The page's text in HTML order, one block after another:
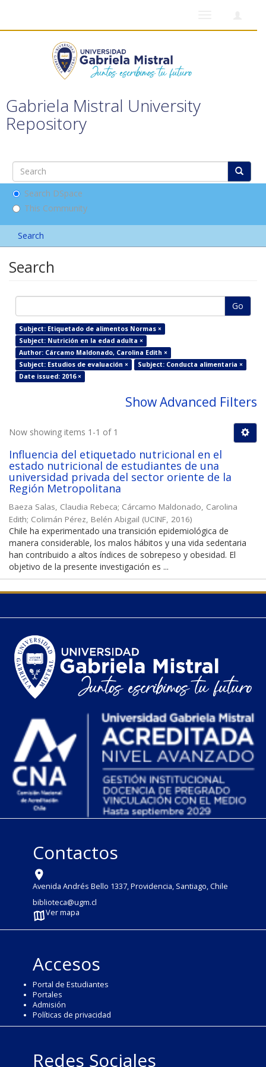
Gabriela Mistral University
Repository
Search DSpace
This Community
Search
Search
Go
Subject: Etiquetado de alimentos Normas ×
Subject: Nutrición en la edad adulta ×
Author: Cárcamo Maldonado, Carolina Edith ×
Subject: Estudios de evaluación ×
Subject: Conducta alimentaria ×
Date issued: 2016 ×
Show Advanced Filters
Now showing items 1-1 of 1
Influencia del etiquetado nutricional en el
estado nutricional de estudiantes de una
universidad privada del sector oriente de la
Región Metropolitana
Baeza Salas, Claudia Rebeca; Cárcamo Maldonado, Carolina
Edith; Colimán Pérez, Belén Abigail (UCINF, 2016)
Chile ha experimentado una transición epidemiológica de
manera considerable, los malos hábitos y una vida sedentaria
han contribuido a altos índices de sobrepeso y obesidad. El
objetivo de la presente investigación es ...
Contactos
Avenida Andrés Bello 1337, Providencia, Santiago, Chile
biblioteca@ugm.cl
Ver mapa
Accesos
Portal de Estudiantes
Portales
Admisión
Políticas de privacidad
Redes Sociales